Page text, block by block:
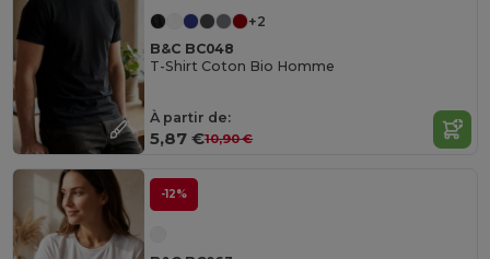
+2
B&C BC048
T-Shirt Coton Bio Homme
À partir de:
5,87 €10,90 €
-12%